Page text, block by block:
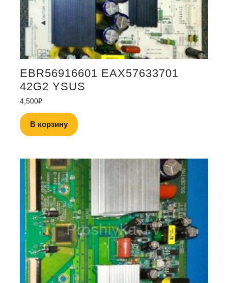
EBR56916601 EAX57633701
42G2 YSUS
4,500₽
В корзину